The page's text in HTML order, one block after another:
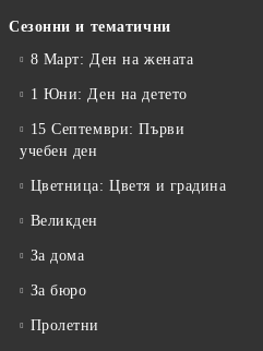
Сезонни и тематични
8 Март: Ден на жената
1 Юни: Ден на детето
15 Септември: Първи
учебен ден
Цветница: Цветя и градина
Великден
За дома
За бюро
Пролетни